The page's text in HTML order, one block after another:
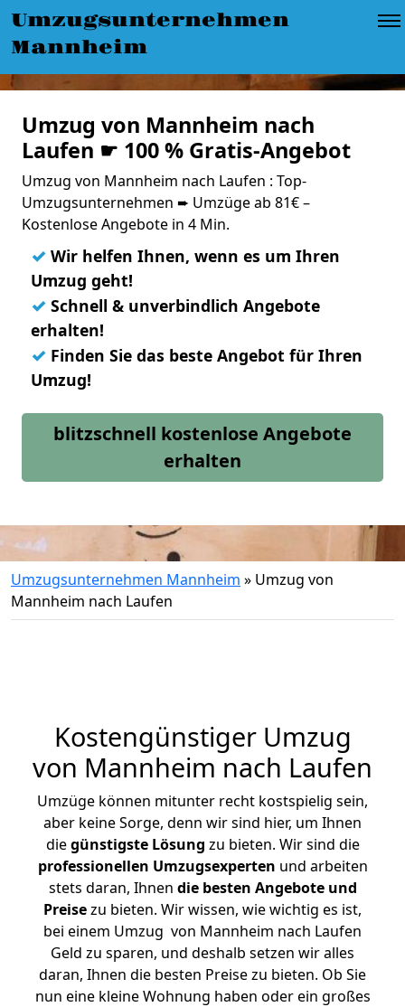
Umzugsunternehmen
Mannheim
Umzug von Mannheim nach
Laufen ☛ 100 % Gratis-Angebot
Umzug von Mannheim nach Laufen : Top-
Umzugsunternehmen ➨ Umzüge ab 81€ –
Kostenlose Angebote in 4 Min.
✓ Wir helfen Ihnen, wenn es um Ihren
Umzug geht!
✓ Schnell & unverbindlich Angebote
erhalten!
✓ Finden Sie das beste Angebot für Ihren
Umzug!
blitzschnell kostenlose Angebote
erhalten
Umzugsunternehmen Mannheim » Umzug von
Mannheim nach Laufen
Kostengünstiger Umzug
von Mannheim nach Laufen
Umzüge können mitunter recht kostspielig sein,
aber keine Sorge, denn wir sind hier, um Ihnen
diegünstigste Lösung zu bieten. Wir sind die
professionellen Umzugsexperten und arbeiten
stets daran, Ihnen die besten Angebote und
Preisezu bieten. Wir wissen, wie wichtig es ist,
bei einem Umzug von Mannheim nach Laufen
Geld zu sparen, und deshalb setzen wir alles
daran, Ihnen die besten Preise zu bieten. Ob Sie
nun eine kleine Wohnung haben oder ein großes